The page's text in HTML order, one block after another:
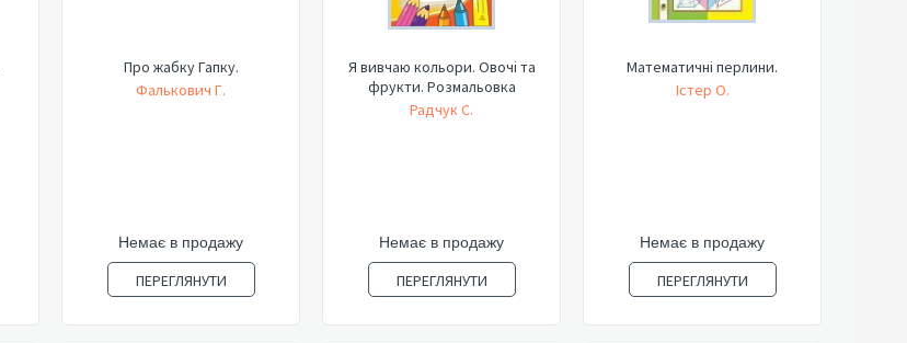
Про жабку Гапку.
Фалькович Г.
Немає в продажу
ПЕРЕГЛЯНУТИ
Я вивчаю кольори. Овочі та
фрукти. Розмальовка
Радчук С.
Немає в продажу
ПЕРЕГЛЯНУТИ
Математичні перлини.
Істер О.
Немає в продажу
ПЕРЕГЛЯНУТИ